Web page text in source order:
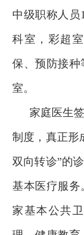
中级职称人员
科室，彩超
保、预防接种
室。
家庭医生
制度，真正形
双向转诊”的
基本医疗服务
家基本公共